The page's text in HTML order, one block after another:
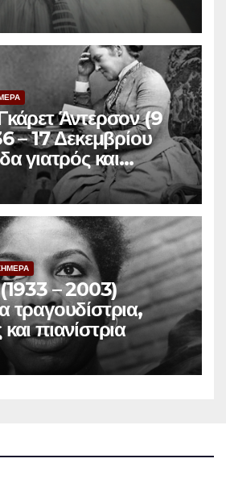
Άντερσον (9
– 17 Δεκεμβρίου
γιατρός και
– 2003)
τραγουδίστρια,
πιανίστρια